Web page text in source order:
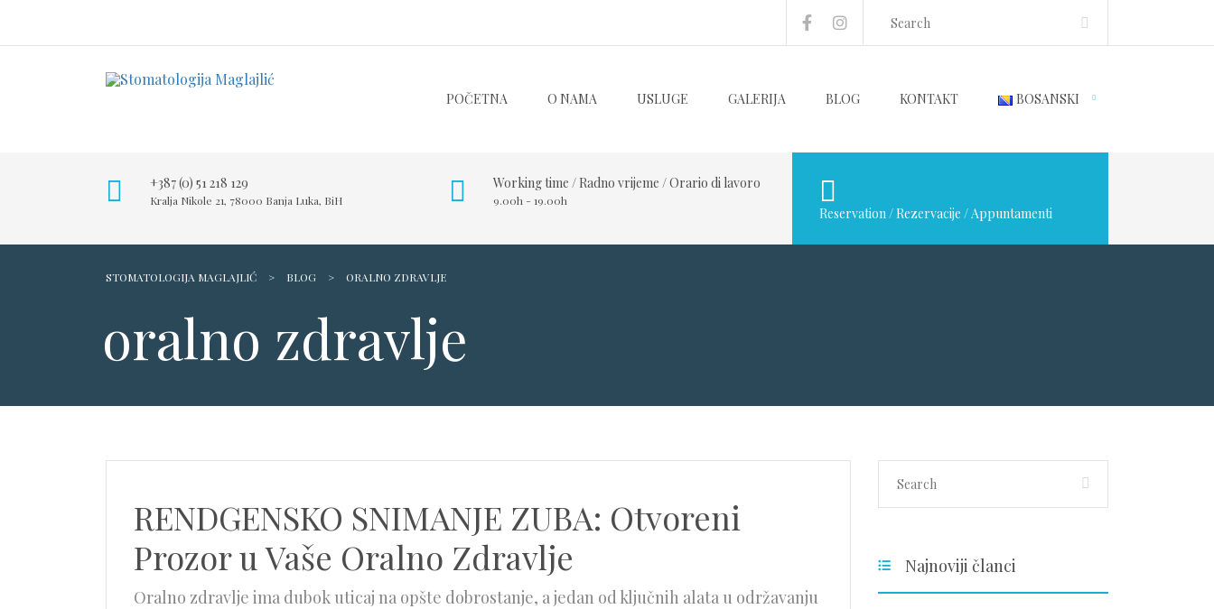
POČETNA O NAMA USLUGE GALERIJA BLOG KONTAKT BOSANSKI
+387 (0) 51 218 129
Kralja Nikole 21, 78000 Banja Luka, BiH
Working time / Radno vrijeme / Orario di lavoro
9.00h - 19.00h
Reservation / Rezervacije / Appuntamenti
STOMATOLOGIJA MAGLAJLIĆ > BLOG > ORALNO ZDRAVLJE
oralno zdravlje
RENDGENSKO SNIMANJE ZUBA: Otvoreni
Prozor u Vaše Oralno Zdravlje
Oralno zdravlje ima dubok uticaj na opšte dobrostanje, a jedan od ključnih alata u održavanju
Najnoviji članci